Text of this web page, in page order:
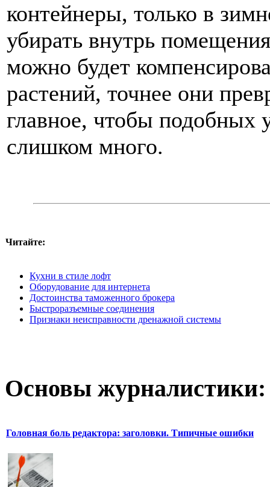
контейнеры, только в
убирать внутрь
можно будет
растений, точнее они
главное, чтобы подобных
слишком много.
Читайте:
Кухни в стиле лофт
Оборудование для интернета
Достоинства таможенного брокера
Быстроразъемные соединения
Признаки неисправности дренажной системы
Основы журналистики:
Головная боль редактора: заголовки. Типичные ошибки